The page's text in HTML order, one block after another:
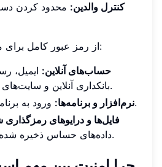
کنترل والدین: محدود کردن
از رمز عبور کامل برای موارد زیر استفاده کنید:
حساب‌های آنلاین: ایمیل،
بانکداری آنلاین و سایت‌های تجارت الکترونیک.
نرم‌افزار و برنامه‌ها:ورود به برنامه‌ها در رایانه خود.
فایل‌ها و درایوهای
داده‌های حساس ذخیره شده به صورت محلی.